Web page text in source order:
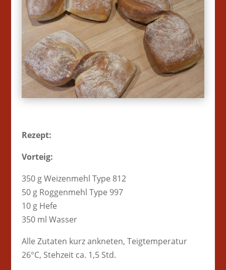
Rezept:
Vorteig:
350 g Weizenmehl Type 812
50 g Roggenmehl Type 997
10 g Hefe
350 ml Wasser
Alle Zutaten kurz ankneten, Teigtemperatur
26°C, Stehzeit ca. 1,5 Std.